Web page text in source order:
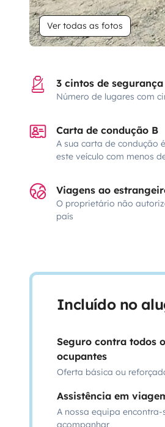
Ver todas as fotos
3 cintos de segurança
Número de lugares com
Carta de condução B
A sua carta de condução
este veículo com menos
Viagens ao
O proprietário não
país
Incluído no
Seguro contra todos
ocupantes
Oferta básica ou
Assistência em
A nossa equipa
acompanhar